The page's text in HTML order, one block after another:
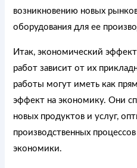
возникновению новых
оборудования для ее
Итак, экономический
работ зависит от их
работы могут иметь как
эффект на экономику. Они
новых продуктов и услуг,
производственных
экономики.